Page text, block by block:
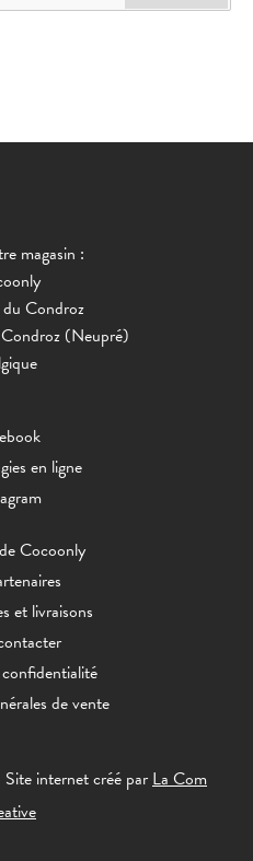
magasin :
Condroz
(Neupré)
en ligne
Cocoonly
et livraisons
de vente
internet créé parLa Com